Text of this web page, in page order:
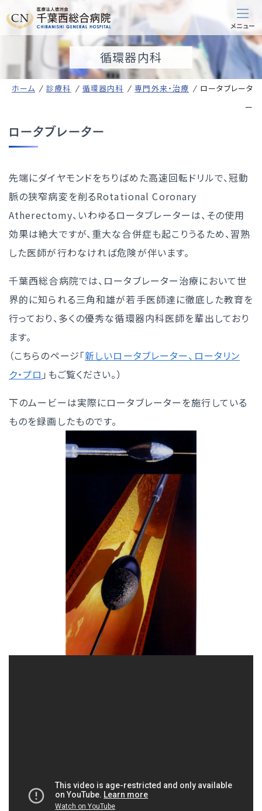
循環器内科
ホーム 診療科 循環器内科 専門外来・治療
ロータブレータ
ー
ロータブレーター
先端にダイヤモンドをちりばめた高速回転ドリルで、冠動
脈の狭窄病変を削るRotational Coronary
Atherectomy、いわゆるロータブレーターは、その使用
効果は絶大ですが、重大な合併症も起こりうるため、習熟
した医師が行わなければ危険が伴います。
千葉西総合病院では、ロータブレーター治療において世
界的に知られる三角和雄が若手医師達に徹底した教育を
行っており、多くの優秀な循環器内科医師を輩出しており
ます。
（こちらのページ「新しいロータブレーター、ロータリン
ク・プロ 」もご覧ください。）
下のムービーは実際にロータブレーターを施行している
ものを録画したものです。